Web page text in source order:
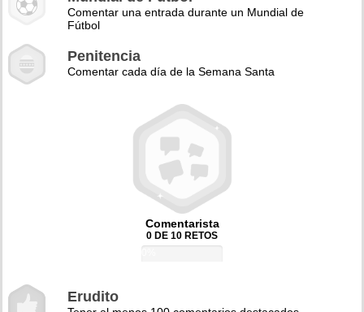
Comentar una entrada durante un Mundial de
Fútbol
Penitencia
Comentar cada día de la Semana Santa
Comentarista
0 DE 10 RETOS
Erudito